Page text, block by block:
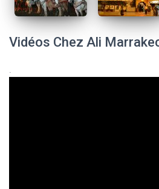
Vidéos Chez Ali